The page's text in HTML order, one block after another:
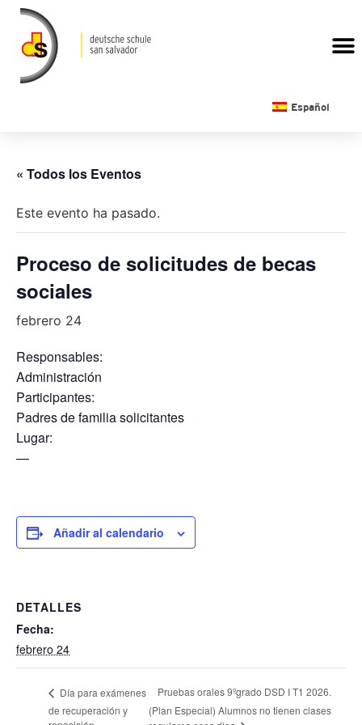
Español
« Todos los Eventos
Este evento ha pasado.
Proceso de solicitudes de becas
sociales
febrero 24
Responsables:
Administración
Participantes:
Padres de familia solicitantes
Lugar:
—
Añadir al calendario
DETALLES
Fecha:
febrero 24
Día para exámenes
de recuperación y
Pruebas orales 9ºgrado DSD I T1 2026.
(Plan Especial) Alumnos no tienen clases